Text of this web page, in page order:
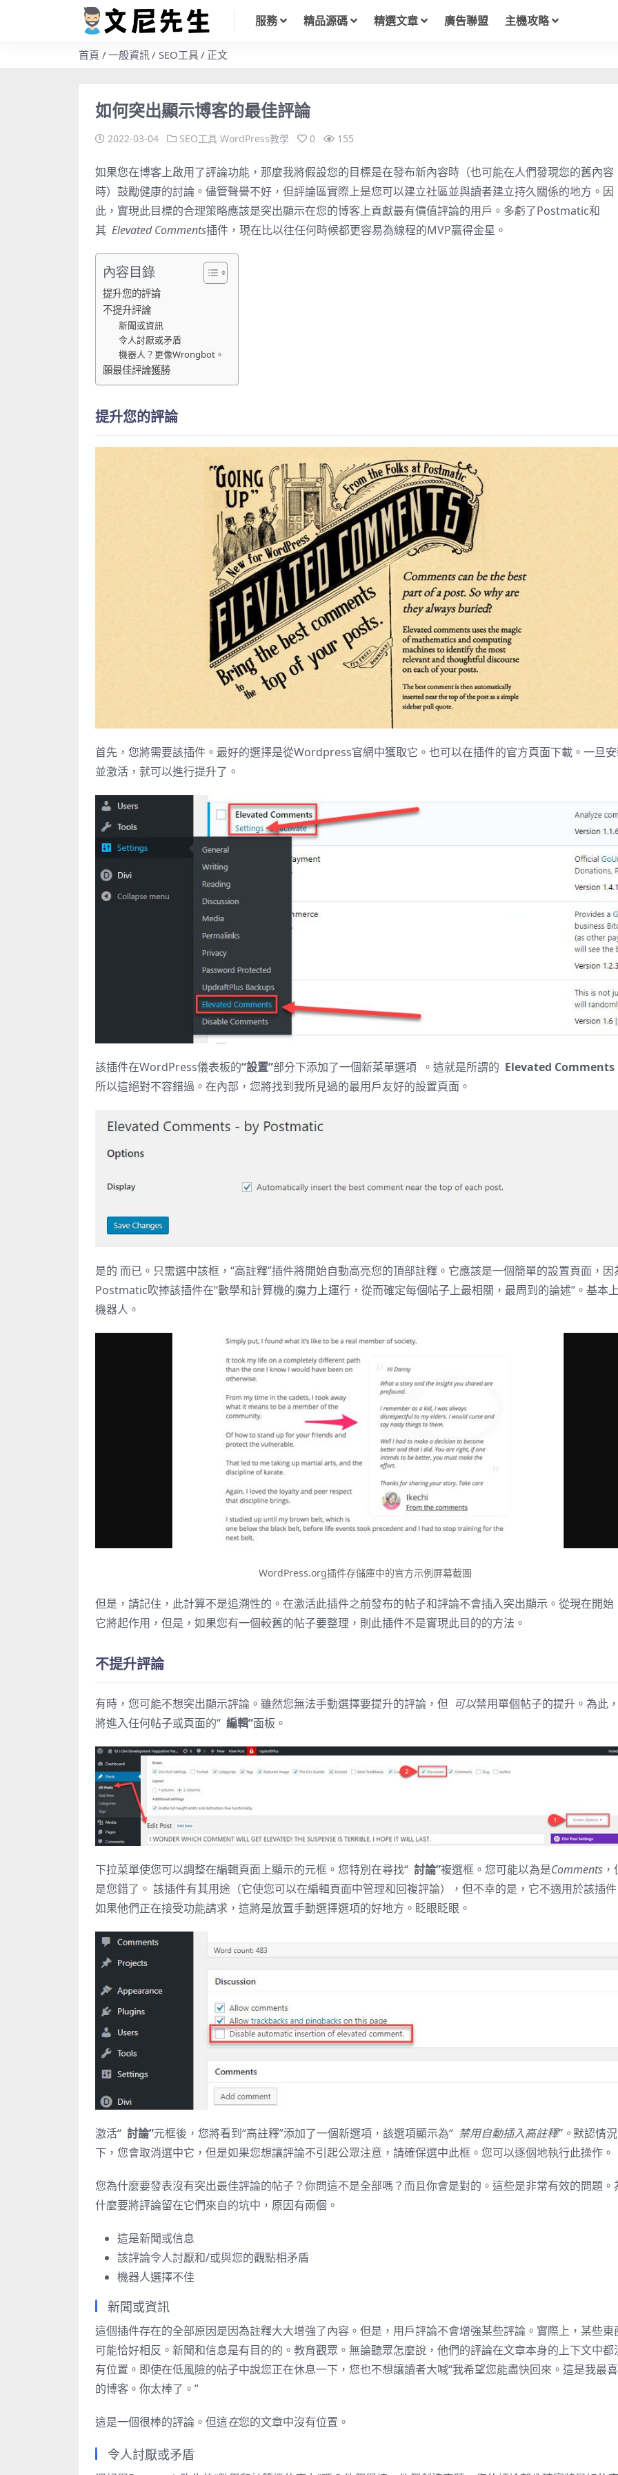
服務 精品源碼 精選文章 廣告聯盟 主機攻略
首頁 一般資訊 SEO工具 正文
如何突出顯示博客的最佳評論
2022-03-04 SEO工具 WordPress教學 0 155
如果您在博客上啟用了評論功能，那麼我將假設您的目標是在發布新內容時（也可能在人們發現您的舊內容
時）鼓勵健康的討論。儘管聲譽不好，但評論區實際上是您可以建立社區並與讀者建立持久關係的地方。因
此，實現此目標的合理策略應該是突出顯示在您的博客上貢獻最有價值評論的用戶。多虧了Postmatic和
其 Elevated Comments插件，現在比以往任何時候都更容易為線程的MVP贏得金星。
內容目錄
提升您的評論
不提升評論
新聞或資訊
令人討厭或矛盾
機器人？更像Wrongbot。
願最佳評論獲勝
提升您的評論
首先，您將需要該插件。最好的選擇是從Wordpress官網中獲取它 。也可以在插件的官方頁面下載。一旦
並激活，就可以進行提升了。
該插件在WordPress儀表板的“設置”部分下添加了一個新菜單選項 。這就是所謂的 Elevated Comments
所以這絕對不容錯過。在內部，您將找到我所見過的最用戶友好的設置頁面。
是的 而已。只需選中該框，“高註釋”插件將開始自動高亮您的頂部註釋。它應該是一個簡單的設置頁面，因
Postmatic吹捧該插件在“數學和計算機的魔力上運行，從而確定每個帖子上最相關，最周到的論述”。基本
機器人。
WordPress.org插件存儲庫中的官方示例屏幕截圖
但是，請記住，此計算不是追溯性的。在激活此插件之前發布的帖子和評論不會插入突出顯示。從現在開始
它將起作用，但是，如果您有一個較舊的帖子要整理，則此插件不是實現此目的的方法。
不提升評論
有時，您可能不想突出顯示評論。雖然您無法手動選擇要提升的評論，但 可以禁用單個帖子的提升。為此
將進入任何帖子或頁面的“ 編輯”面板。
下拉菜單使您可以調整在編輯頁面上顯示的元框。您特別在尋找“ 討論”複選框。您可能以為是Comments
是您錯了。 該插件有其用途（它使您可以在編輯頁面中管理和回複評論），但不幸的是，它不適用於該插
如果他們正在接受功能請求，這將是放置手動選擇選項的好地方。眨眼眨眼。
激活“ 討論”元框後，您將看到“高註釋”添加了一個新選項，該選項顯示為“ 禁用自動插入高註釋”。 默認情況
下，您會取消選中它，但是如果您想讓評論不引起公眾注意，請確保選中此框。您可以逐個地執行此操作。
您為什麼要發表沒有突出最佳評論的帖子？你問這不是全部嗎？而且你會是對的。這些是非常有效的問題。
什麼要將評論留在它們來自的坑中，原因有兩個。
這是新聞或信息
該評論令人討厭和/或與您的觀點相矛盾
機器人選擇不佳
新聞或資訊
這個插件存在的全部原因是因為註釋大大增強了內容。但是，用戶評論不會增強某些評論。實際上，某些東
可能恰好相反。新聞和信息是有目的的。教育觀眾。無論聽眾怎麼說，他們的評論在文章本身的上下文中都
有位置。即使在低風險的帖子中說您正在休息一下，您也不想讓讀者大喊“我希望您能盡快回來。這是我最
的博客。你太棒了。”
這是一個很棒的評論。但這在您的文章中沒有位置。
令人討厭或矛盾